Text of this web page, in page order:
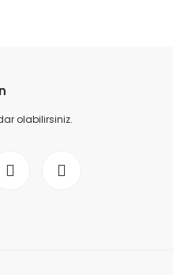
olabilirsiniz.